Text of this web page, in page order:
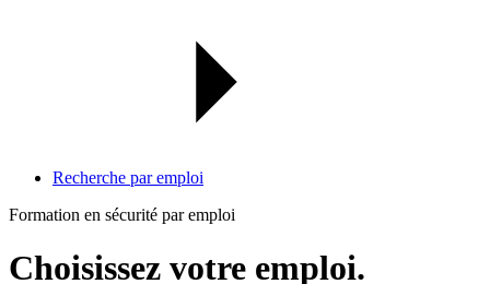
Recherche par emploi
Formation en sécurité par emploi
Choisissez votre emploi.